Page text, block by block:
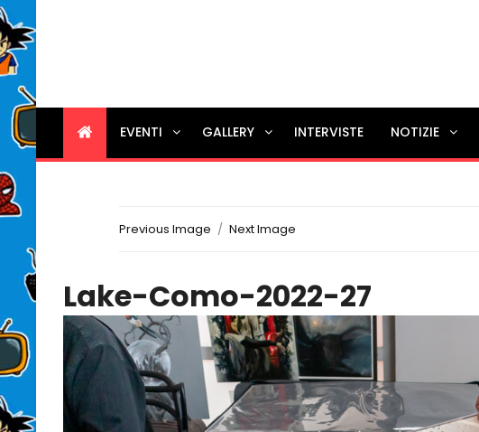
EVENTI GALLERY INTERVISTE NOTIZIE
Previous Image Next Image
Lake-Como-2022-27